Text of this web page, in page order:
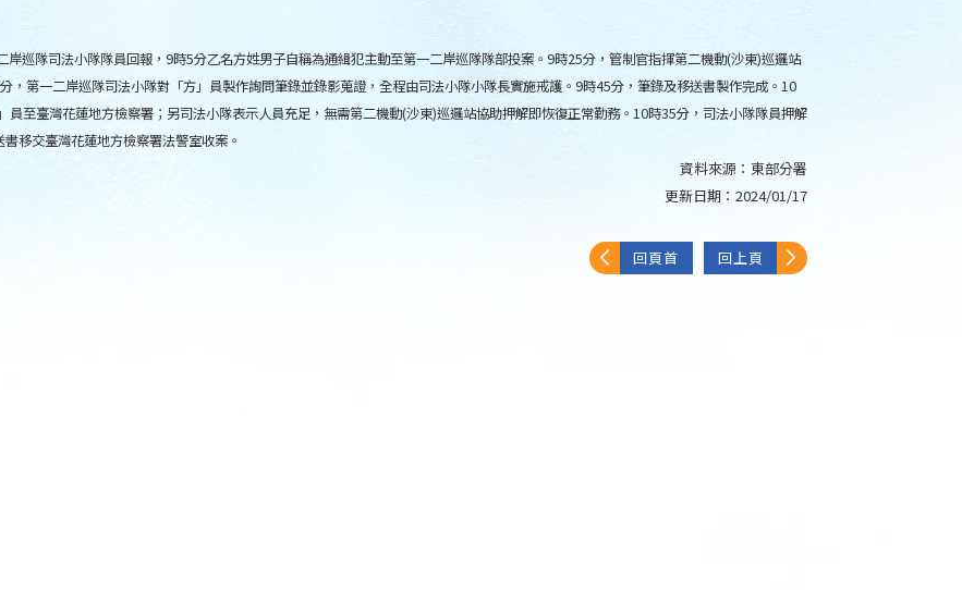
巡隊司法小隊隊員回報，9時5分乙名方姓男子自稱為通緝犯主動至第一二岸巡隊隊部投案。9時25分，管制官指揮第二機動(沙東)巡邏站
，第一二岸巡隊司法小隊對「方」員製作詢問筆錄並錄影蒐證，全程由司法小隊小隊長實施戒護。9時45分，筆錄及移送書製作完成。10
至臺灣花蓮地方檢察署；另司法小隊表示人員充足，無需第二機動(沙東)巡邏站協助押解即恢復正常勤務。10時35分，司法小隊隊員押解
移交臺灣花蓮地方檢察署法警室收案。
資料來源： 東部分署
更新日期： 2024/01/17
回頁首 回上頁